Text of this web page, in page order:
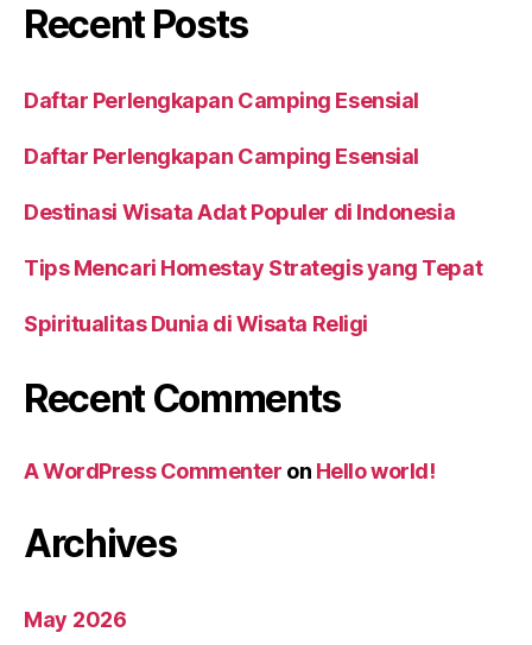
Recent Posts
Daftar Perlengkapan Camping Esensial
Daftar Perlengkapan Camping Esensial
Destinasi Wisata Adat Populer di Indonesia
Tips Mencari Homestay Strategis yang Tepat
Spiritualitas Dunia di Wisata Religi
Recent Comments
A WordPress Commenter on Hello world!
Archives
May 2026